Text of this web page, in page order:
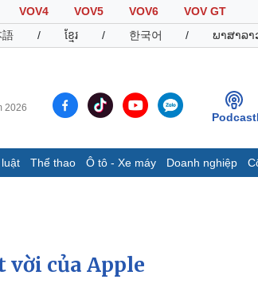
VOV4 VOV5 VOV6
VOV GT
語 / ខ្មែរ / 한국어 / ພາສາລາ
2026
Podcast
Thể thao Ô tô - Xe máy Doanh nghiệp
Infographic
vời của Apple